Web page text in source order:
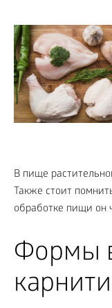
В пище
Также стоит
обработке пищи он
Формы